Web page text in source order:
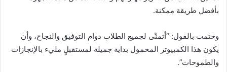
بأفضل طريقة ممكنة.
وختمت بالقول: “أتمنّى لجميع الطلاب دوام التوفيق والنجاح، وأن
يكون هذا الكمبيوتر المحمول بداية جميلة لمستقبلٍ مليء بالإنجازات
والطموحات”.